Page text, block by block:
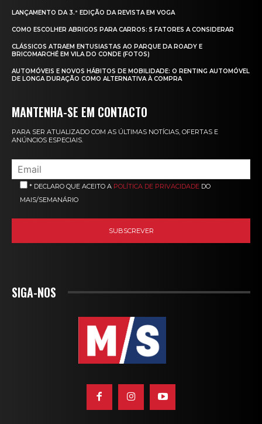
LANÇAMENTO DA 3.ª EDIÇÃO DA REVISTA EM VOGA
COMO ESCOLHER ABRIGOS PARA CARROS: 5 FATORES A CONSIDERAR
CLÁSSICOS ATRAEM ENTUSIASTAS AO PARQUE DA ROADY E
BRICOMARCHÉ EM VILA DO CONDE (FOTOS)
AUTOMÓVEIS E NOVOS HÁBITOS DE MOBILIDADE: O RENTING AUTOMÓVEL
DE LONGA DURAÇÃO COMO ALTERNATIVA À COMPRA
MANTENHA-SE EM CONTACTO
PARA SER ATUALIZADO COM AS ÚLTIMAS NOTÍCIAS, OFERTAS E
ANÚNCIOS ESPECIAIS.
* DECLARO QUE ACEITO A POLÍTICA DE PRIVACIDADE DO
MAIS/SEMANÁRIO
SIGA-NOS